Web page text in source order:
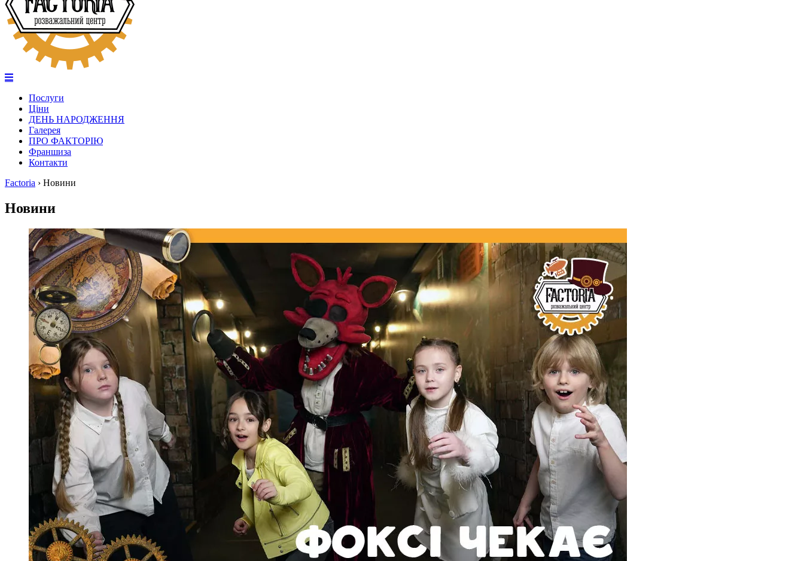
Послуги
Ціни
ДЕНЬ НАРОДЖЕННЯ
Галерея
ПРО ФАКТОРІЮ
Франшиза
Контакти
Factoria › Новини
Новини